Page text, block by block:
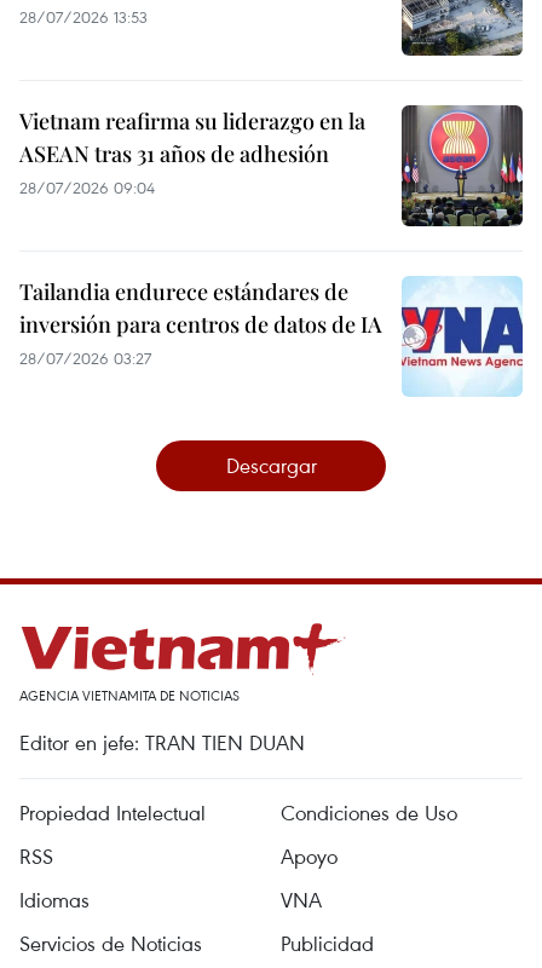
28/07/2026 13:53
Vietnam reafirma su liderazgo en la
ASEAN tras 31 años de adhesión
28/07/2026 09:04
Tailandia endurece estándares de
inversión para centros de datos de IA
28/07/2026 03:27
Descargar
AGENCIA VIETNAMITA DE NOTICIAS
Editor en jefe: TRAN TIEN DUAN
Propiedad Intelectual
Condiciones de Uso
RSS
Apoyo
Idiomas
VNA
Servicios de Noticias
Publicidad